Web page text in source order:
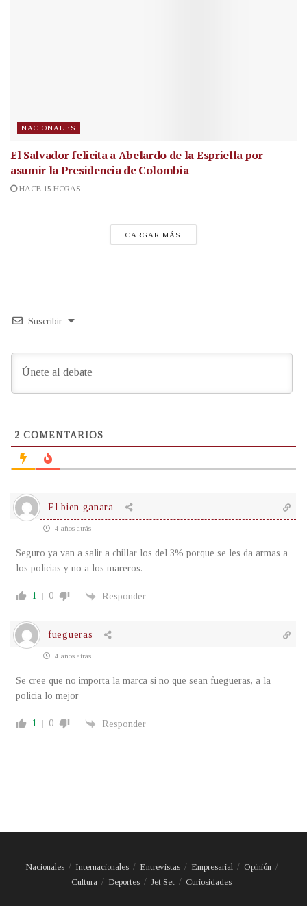
NACIONALES
El Salvador felicita a Abelardo de la Espriella por
asumir la Presidencia de Colombia
HACE 15 HORAS
CARGAR MÁS
Suscribir
2 COMENTARIOS
El bien ganara
4 años atrás
Seguro ya van a salir a chillar los del 3% porque se les da armas a
los policias y no a los mareros.
1 0 Responder
fuegueras
4 años atrás
Se cree que no importa la marca si no que sean fuegueras, a la
policia lo mejor
1 0 Responder
Nacionales Internacionales Entrevistas Empresarial
Opinión
Cultura
Deportes Jet Set Curiosidades